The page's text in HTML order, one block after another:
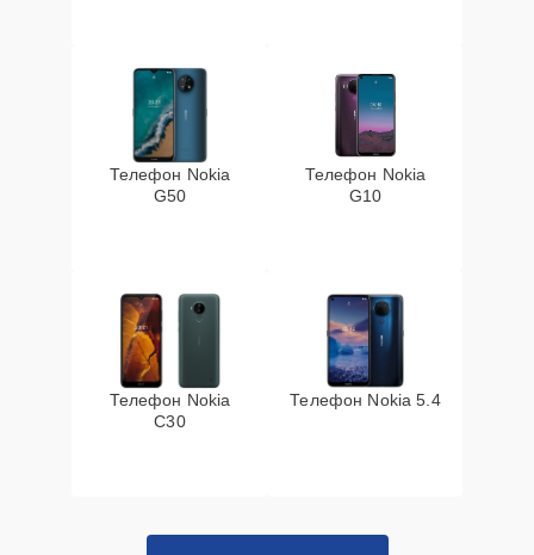
Телефон Nokia
G50
Телефон Nokia
G10
Телефон Nokia
C30
Телефон Nokia 5.4